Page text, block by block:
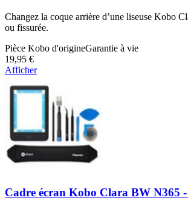
Changez la coque arrière d’une liseuse Kobo
ou fissurée.
Pièce Kobo d'origineGarantie à vie
19,95 €
Afficher
Cadre écran Kobo Clara BW N365